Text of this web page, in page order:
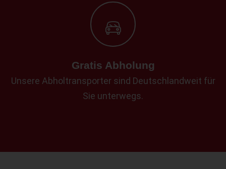
Gratis Abholung
Unsere Abholtransporter sind Deutschlandweit für
Sie unterwegs.